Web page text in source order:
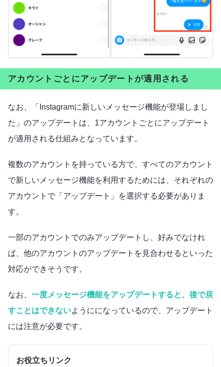
アカウントごとにアップデートが適用される
なお、「Instagramに新しいメッセージ機能が登場しまし
た」のアップデートは、1アカウントごとにアップデート
が適用される仕組みとなっています。
複数のアカウントを持っている方で、すべてのアカウント
で新しいメッセージ機能を利用するためには、それぞれの
アカウントで「アップデート」を選択する必要がありま
す。
一部のアカウントでのみアップデートし、好みでなけれ
ば、他のアカウントのアップデートを見合わせるといった
対応ができそうです。
なお、 一度メッセージ機能をアップデートすると、後で戻
すことはできないようにになっているので、アップデート
には注意が必要です。
お役立ちリンク